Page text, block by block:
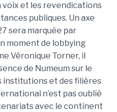
voix et les revendications
publiques. Un axe
sera marquée par
moment de lobbying
Véronique Torner, il
de Numeum sur le
institutions et des filières
n’est pas oublié
avec le continent